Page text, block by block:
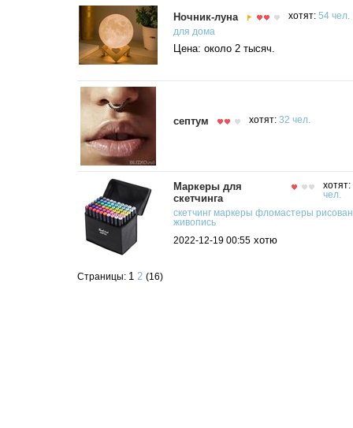
Ночник-луна хотят: 54 чел.
для дома
Цена: около 2 тысяч.
септум хотят: 32 чел.
Маркеры для
скетчинга
хотят:
чел.
скетчинг маркеры фломастеры
живопись
2022-12-19 00:55 хотю
Страницы: 1 2 (16)